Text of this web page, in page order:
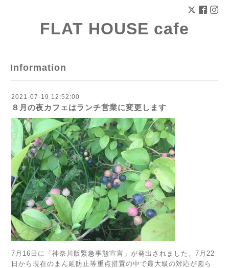
FLAT HOUSE cafe
Information
2021-07-19 12:52:00
８月の夜カフェはランチ営業に変更します
7月16日に「神奈川版緊急事態宣言」が発出されました。7月22
日から現在のまん延防止等重点措置の中で最大級の対応が図ら